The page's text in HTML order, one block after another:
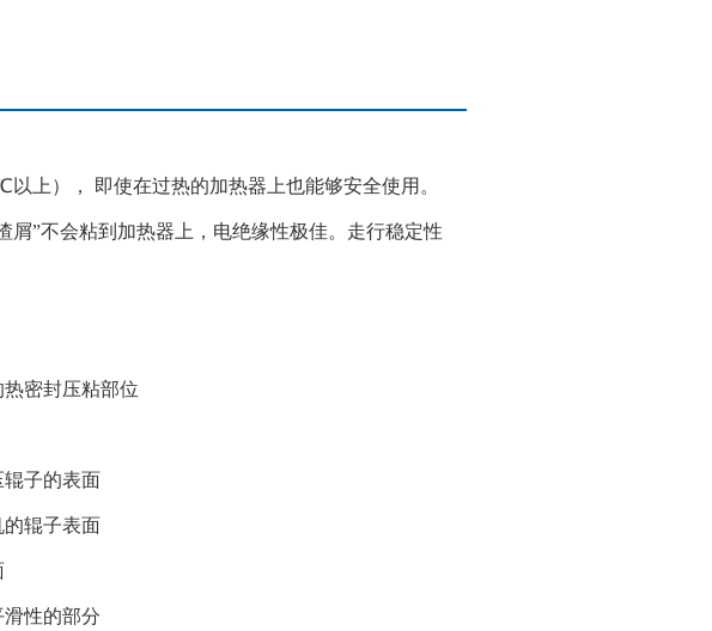
上）， 即使在过热的加热器上也能够安全使用。
屑”不会粘到加热器上，电绝缘性极佳。走行稳定性
密封压粘部位
辊子的表面
的辊子表面
性的部分